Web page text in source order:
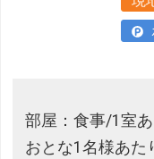
部屋：食事/1室
おとな1名様あた